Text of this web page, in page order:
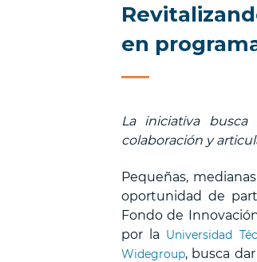
en
La iniciativa
colaboración y
Pequeñas,
oportunidad de
Fondo de
por la Universidad
Widegroup, busca